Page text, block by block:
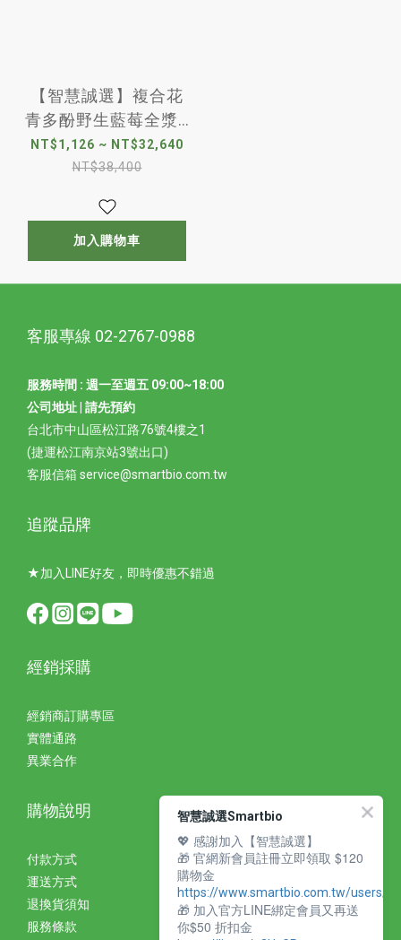
【智慧誠選】複合花
青多酚野生藍莓全漿 -
350ml
NT$1,126 ~ NT$32,640
NT$38,400
加入購物車
客服專線 02-2767-0988
服務時間 : 週一至週五 09:00~18:00
公司地址 | 請先預約
台北市中山區松江路76號4樓之1
(捷運松江南京站3號出口)
客服信箱 service@smartbio.com.tw
追蹤品牌
★加入LINE好友，即時優惠不錯過
經銷採購
經銷商訂購專區
實體通路
異業合作
購物說明
付款方式
運送方式
退換貨須知
服務條款
智慧誠選Smartbio
💖 感謝加入【智慧誠選】
🎁 官網新會員註冊立即領取 $120
購物金
https://www.smartbio.com.tw/users/
🎁 加入官方LINE綁定會員又再送
你$50 折扣金